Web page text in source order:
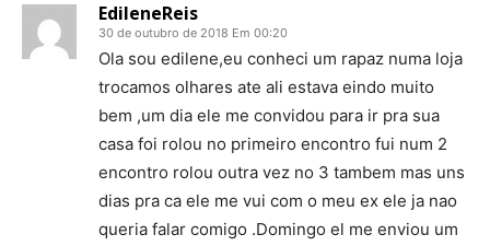
EdileneReis
30 de outubro de 2018 Em 00:20
Ola sou edilene,eu conheci um rapaz numa loja
trocamos olhares ate ali estava eindo muito
bem ,um dia ele me convidou para ir pra sua
casa foi rolou no primeiro encontro fui num 2
encontro rolou outra vez no 3 tambem mas uns
dias pra ca ele me vui com o meu ex ele ja nao
queria falar comigo .Domingo el me enviou um